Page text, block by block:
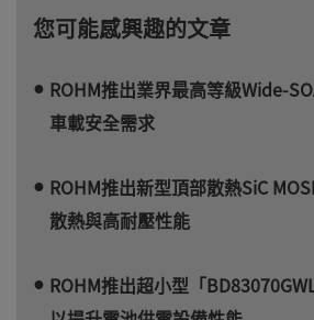
您可能感興趣的文章
ROHM推出業界最高等級Wide-
車載安全需求
ROHM推出新型頂部散熱SiC
散熱與高耐壓性能
ROHM推出超小型「